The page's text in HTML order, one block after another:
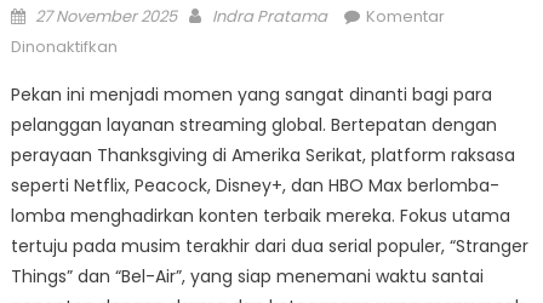
Posted
on
27 November 2025 Author
Indra Pratama
Komentar
Dinonaktifkanpada
Unggulan
Pekan
Ini:
Babak
Akhir
Stranger
Things
Pekan ini menjadi momen yang sangat dinanti bagi para
pelanggan layanan streaming global. Bertepatan dengan
perayaan Thanksgiving di Amerika Serikat, platform raksasa
seperti Netflix, Peacock, Disney+, dan HBO Max berlomba-
lomba menghadirkan konten terbaik mereka. Fokus utama
tertuju pada musim terakhir dari dua serial populer, “Stranger
Things” dan “Bel-Air”, yang siap menemani waktu santai